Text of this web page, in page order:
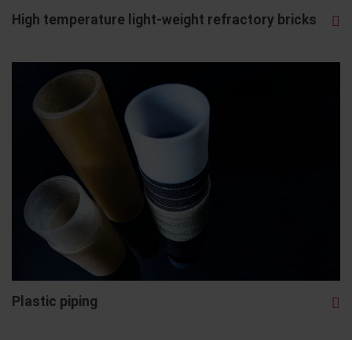
High temperature light-weight refractory bricks
Plastic piping